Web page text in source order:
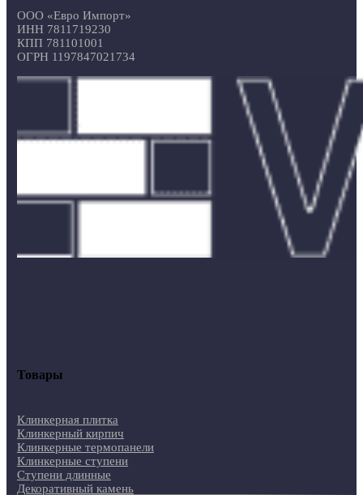
ООО «Евро Импорт»
ИНН 7811719230
КПП 781101001
ОГРН 1197847021734
Товары
Клинкерная плитка
Клинкерный кирпич
Клинкерные термопанели
Клинкерные ступени
Ступени длинные
Декоративный камень